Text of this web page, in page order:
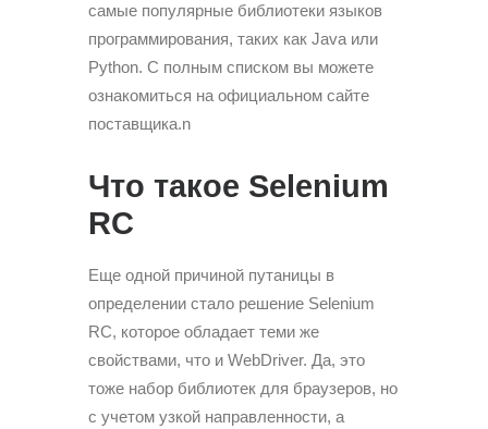
самые популярные библиотеки языков
программирования, таких как Java или
Python. С полным списком вы можете
ознакомиться на официальном сайте
поставщика.n
Что такое Selenium
RC
Еще одной причиной путаницы в
определении стало решение Selenium
RC, которое обладает теми же
свойствами, что и WebDriver. Да, это
тоже набор библиотек для браузеров, но
с учетом узкой направленности, а